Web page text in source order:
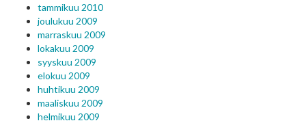
tammikuu 2010
joulukuu 2009
marraskuu 2009
lokakuu 2009
syyskuu 2009
elokuu 2009
huhtikuu 2009
maaliskuu 2009
helmikuu 2009